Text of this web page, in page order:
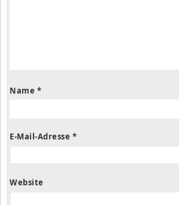
Name *
E-Mail-Adresse *
Website